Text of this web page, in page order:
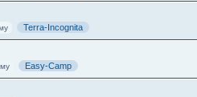
Terra-Incognita
Easy-Camp